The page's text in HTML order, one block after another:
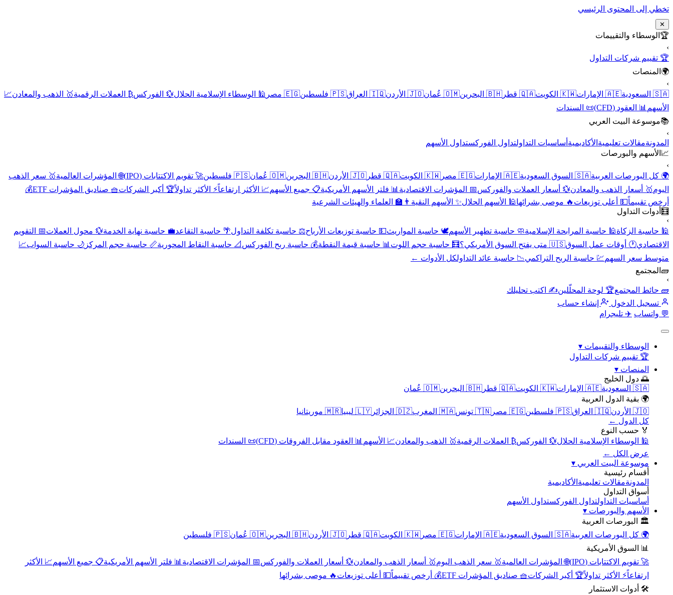
تخطي إلى المحتوى الرئيسي
✕
🏆 الوسطاء والتقييمات
›
🏆 تقييم شركات التداول
🌍 المنصات
›
🇸🇦 السعودية
🇦🇪 الإمارات 🇰🇼 الكويت 🇶🇦 قطر 🇧🇭 البحرين 🇴🇲 عُمان 🇯🇴 الأردن 🇮🇶 العراق 🇵🇸 فلسطين 🇪🇬 مصر 🕌 الوسطاء الإسلامية الحلال💱 الفوركس₿ العملات الرقمية🥇 الذهب والمعادن📈
الأسهم 📊 العقود (CFD)
📜 السندات
📚موسوعة البيت العربي
›
المدونةمقالات تعليمية الأكاديمية أساسيات التداولتداول الفوركستداول الأسهم
📈 الأسهم والبورصات
›
🌍 كل البورصات العربية🇸🇦 السوق السعودية 🇦🇪 الإمارات 🇪🇬 مصر 🇰🇼 الكويت 🇶🇦 قطر 🇯🇴 الأردن 🇧🇭 البحرين 🇴🇲 عُمان 🇵🇸 فلسطين 🚀 تقويم الاكتتابات (IPO) 🌐 المؤشرات العالمية🥇 سعر الذهب
اليوم🥇 أسعار الذهب والمعادن💱 أسعار العملات والفوركس📅 المؤشرات الاقتصادية 📊 فلتر الأسهم الأمريكية📋 جميع الأسهم📈 الأكثر ارتفاعاً⚡ الأكثر تداولاً🏆 أكبر الشركات🧺 صناديق المؤشرات ETF
💰
أرخص تقييماً💵 أعلى توزيعات 🔥 موصى بشرائها🕌 الأسهم الحلال✨ الأسهم النقية 👨‍🏫 العلماء والهيئات الشرعية
🧮 أدوات التداول
›
🕌 حاسبة الزكاة🕌 حاسبة المرابحة الإسلامية🧼 حاسبة تطهير الأسهم🕊️ حاسبة المواريث💵 حاسبة توزيعات الأرباح⚖️ حاسبة تكلفة التداول🌴 حاسبة التقاعد💼 حاسبة نهاية الخدمة💱 محول العملات📅 التقويم
الاقتصادي🕐 أوقات عمل السوق🇺🇸 متى يفتح السوق الأمريكي؟ 🧮 حاسبة حجم اللوت 📊 حاسبة قيمة النقطة💰 حاسبة ربح الفوركس 📐 حاسبة النقاط المحورية📏 حاسبة حجم المركز 🌙 حاسبة السواب📈
متوسط سعر السهم💹 حاسبة الربح التراكمي📉 حاسبة عائد التداولكل الأدوات ←
🧱 المجتمع
›
🧱 حائط المجتمع🏆 لوحة المحلّلين✍️ اكتب تحليلك
تسجيل الدخول
إنشاء حساب
💬 واتساب ✈️ تليجرام
الوسطاء والتقييمات ▾
🏆 تقييم شركات التداول
المنصات ▾
🌅 دول الخليج
🇸🇦 السعودية
🇦🇪 الإمارات 🇰🇼 الكويت 🇶🇦 قطر 🇧🇭 البحرين
🇴🇲 عُمان
🌍 بقية الدول العربية
🇯🇴 الأردن
🇮🇶 العراق 🇵🇸 فلسطين 🇪🇬 مصر 🇹🇳 تونس 🇲🇦 المغرب 🇩🇿 الجزائر 🇱🇾 ليبيا
🇲🇷 موريتانيا
كل الدول ←
🏅 حسب النوع
🕌 الوسطاء الإسلامية الحلال💱 الفوركس₿ العملات الرقمية🥇 الذهب والمعادن📈 الأسهم 📊 العقود مقابل الفروقات (CFD)
📜 السندات
عرض الكل ←
موسوعة البيت العربي ▾
أقسام رئيسية
المدونةمقالات تعليمية الأكاديمية
أسواق التداول
أساسيات التداولتداول الفوركستداول الأسهم
الأسهم والبورصات ▾
🏛️ البورصات العربية
🌍 كل البورصات العربية🇸🇦 السوق السعودية 🇦🇪 الإمارات 🇪🇬 مصر 🇰🇼 الكويت 🇶🇦 قطر 🇯🇴 الأردن 🇧🇭 البحرين 🇴🇲 عُمان
🇵🇸 فلسطين
📊 السوق الأمريكية
🚀 تقويم الاكتتابات (IPO)
🌐 المؤشرات العالمية🥇 سعر الذهب اليوم🥇 أسعار الذهب والمعادن💱 أسعار العملات والفوركس📅 المؤشرات الاقتصادية 📊 فلتر الأسهم الأمريكية📋 جميع الأسهم📈 الأكثر
ارتفاعاً⚡ الأكثر تداولاً🏆 أكبر الشركات🧺 صناديق المؤشرات ETF 💰 أرخص تقييماً💵 أعلى توزيعات 🔥 موصى بشرائها
🛠️ أدوات الاستثمار